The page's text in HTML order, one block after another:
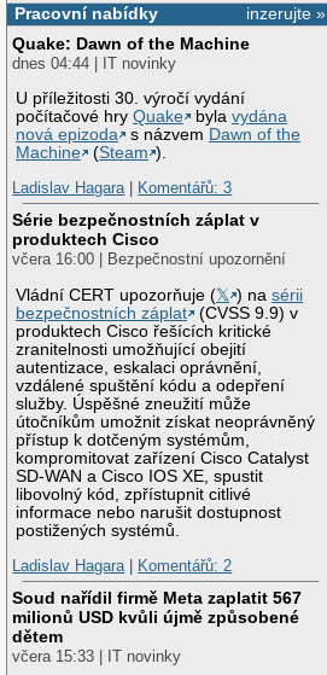
inzerujte »
Pracovní nabídky
Quake: Dawn of the Machine
dnes 04:44 | IT novinky
U příležitosti 30. výročí vydání
počítačové hryQuake bylavydána
nová epizoda
s názvem Dawn of the
Machine
(Steam ).
Ladislav Hagara| Komentářů: 3
Série bezpečnostních záplat v
produktech Cisco
včera 16:00 | Bezpečnostní upozornění
Vládní CERT upozorňuje (𝕏 ) nasérii
bezpečnostních záplat
(CVSS 9.9) v
produktech Cisco řešících kritické
zranitelnosti umožňující obejití
autentizace, eskalaci oprávnění,
vzdálené spuštění kódu a odepření
služby. Úspěšné zneužití může
útočníkům umožnit získat neoprávněný
přístup k dotčeným systémům,
kompromitovat zařízení Cisco Catalyst
SD-WAN a Cisco IOS XE, spustit
libovolný kód, zpřístupnit citlivé
informace nebo narušit dostupnost
postižených systémů.
Ladislav Hagara| Komentářů: 2
Soud nařídil firmě Meta zaplatit 567
milionů USD kvůli újmě způsobené
dětem
včera 15:33 | IT novinky